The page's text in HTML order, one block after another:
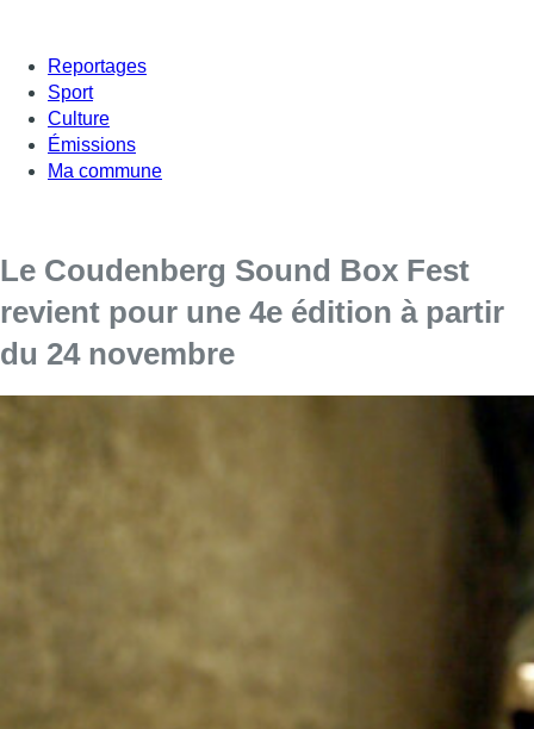
Reportages
Sport
Culture
Émissions
Ma commune
Le Coudenberg Sound Box Fest
revient pour une 4e édition à partir
du 24 novembre